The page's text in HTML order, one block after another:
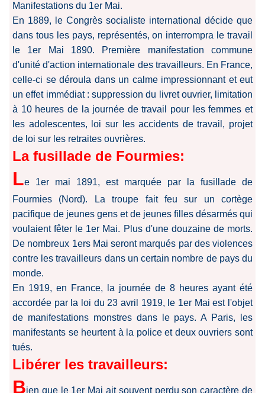
Manifestations du 1er Mai.
En 1889, le Congrès socialiste international décide que
dans tous les pays, représentés, on interrompra le travail
le 1er Mai 1890. Première manifestation commune
d'unité d'action internationale des travailleurs. En France,
celle-ci se déroula dans un calme impressionnant et eut
un effet immédiat : suppression du livret ouvrier, limitation
à 10 heures de la journée de travail pour les femmes et
les adolescentes, loi sur les accidents de travail, projet
de loi sur les retraites ouvrières.
La fusillade de Fourmies:
Le 1er mai 1891, est marquée par la fusillade de
Fourmies (Nord). La troupe fait feu sur un cortège
pacifique de jeunes gens et de jeunes filles désarmés qui
voulaient fêter le 1er Mai. Plus d'une douzaine de morts.
De nombreux 1ers Mai seront marqués par des violences
contre les travailleurs dans un certain nombre de pays du
monde.
En 1919, en France, la journée de 8 heures ayant été
accordée par la loi du 23 avril 1919, le 1er Mai est l'objet
de manifestations monstres dans le pays. A Paris, les
manifestants se heurtent à la police et deux ouvriers sont
tués.
Libérer les travailleurs:
Bien que le 1er Mai ait souvent perdu son caractère de